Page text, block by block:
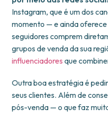
Instagram, que é um dos
momento — e ainda
seguidores comprem
grupos de venda da sua
influenciadores que
Outra boa estratégia é
seus clientes. Além de
pós-venda — o que faz